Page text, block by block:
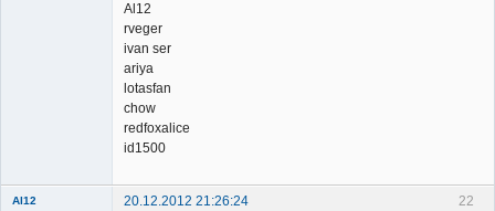
Al12
rveger
ivan ser
ariya
lotasfan
chow
redfoxalice
id1500
22
Al12
20.12.2012 21:26:24